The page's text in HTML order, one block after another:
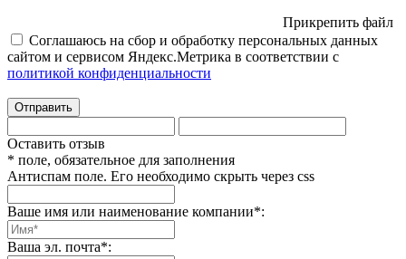
Прикрепить файл
Соглашаюсь на сбор и обработку персональных данных
сайтом и сервисом Яндекс.Метрика в соответствии с
политикой конфиденциальности
Отправить
Оставить отзыв
* поле, обязательное для заполнения
Антиспам поле. Его необходимо скрыть через css
Ваше имя или наименование компании*:
Ваша эл. почта*: